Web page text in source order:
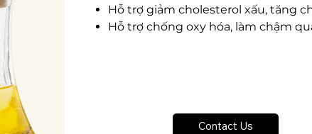
Hỗ trợ giảm cholesterol xấu, tăng
Hỗ trợ chống oxy hóa, làm chậm
Hỗ trợ cải thiện hệ miễn dịch nhờ
Contact Us